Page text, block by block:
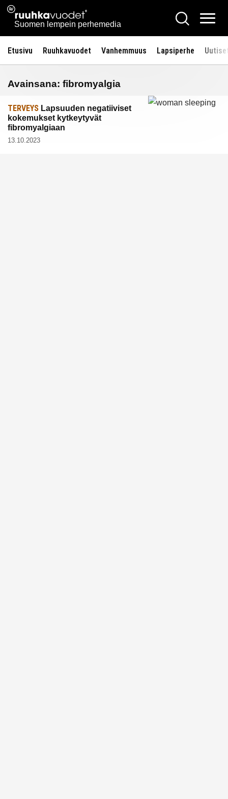
Siirry
sisältöön
Ruuhkavuodet.fi
Suomen lempein perhemedia
Hae
Etusivu Ruuhkavuodet Vanhemmuus Lapsiperhe
Avainsana: fibromyalgia
TERVEYS Lapsuuden negatiiviset
kokemukset kytkeytyvät
fibromyalgiaan
13.10.2023